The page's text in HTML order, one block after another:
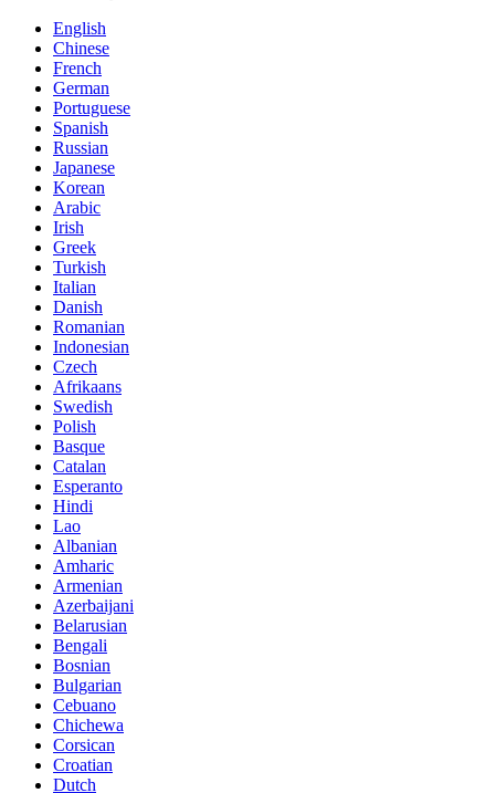
English
Chinese
French
German
Portuguese
Spanish
Russian
Japanese
Korean
Arabic
Irish
Greek
Turkish
Italian
Danish
Romanian
Indonesian
Czech
Afrikaans
Swedish
Polish
Basque
Catalan
Esperanto
Hindi
Lao
Albanian
Amharic
Armenian
Azerbaijani
Belarusian
Bengali
Bosnian
Bulgarian
Cebuano
Chichewa
Corsican
Croatian
Dutch